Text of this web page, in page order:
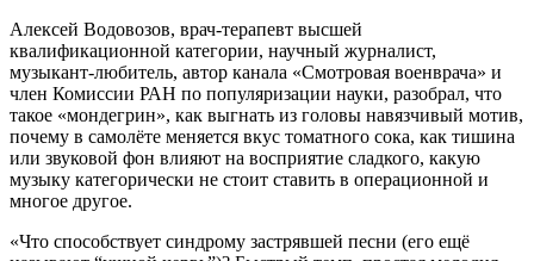
Алексей Водовозов, врач-терапевт высшей
квалификационной категории, научный журналист,
музыкант-любитель, автор канала «Смотровая военврача» и
член Комиссии РАН по популяризации науки, разобрал, что
такое «мондегрин», как выгнать из головы навязчивый мотив,
почему в самолёте меняется вкус томатного сока, как тишина
или звуковой фон влияют на восприятие сладкого, какую
музыку категорически не стоит ставить в операционной и
многое другое.
«Что способствует синдрому застрявшей песни (его ещё